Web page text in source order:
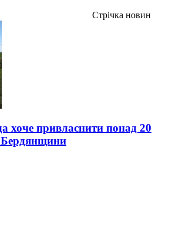
Стрічка новин
хоче привласнити понад 20
Бердянщини